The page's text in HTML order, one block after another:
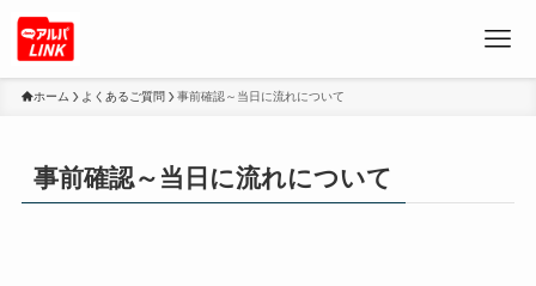
ホーム よくあるご質問 事前確認～当日に流れについて
事前確認～当日に流れについて